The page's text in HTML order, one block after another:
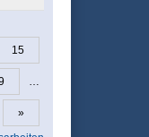
15
…
»